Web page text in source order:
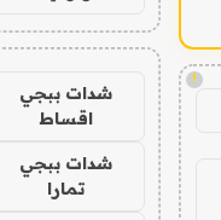
!
شدات ببجي
اقساط
شدات ببجي
تمارا